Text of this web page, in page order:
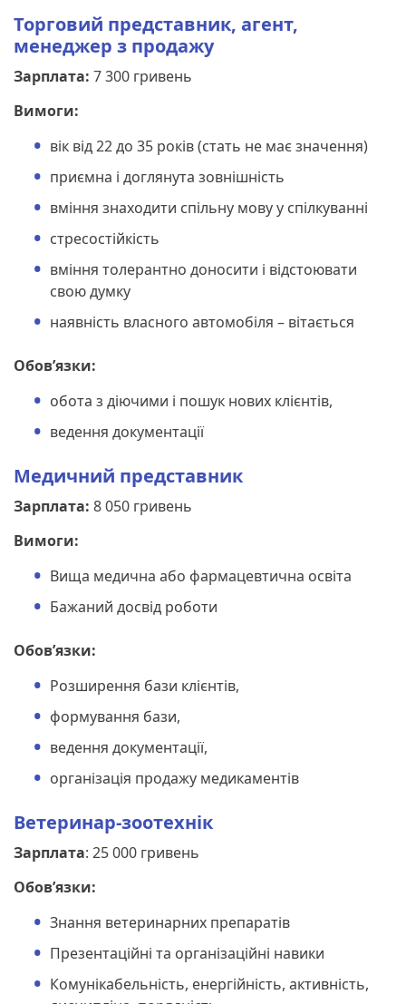
Торговий представник, агент,
менеджер з продажу
Зарплата: 7 300 гривень
Вимоги:
вік від 22 до 35 років (стать не має значення)
приємна і доглянута зовнішність
вміння знаходити спільну мову у спілкуванні
стресостійкість
вміння толерантно доносити і відстоювати
свою думку
наявність власного автомобіля – вітається
Обов’язки:
обота з діючими і пошук нових клієнтів,
ведення документації
Медичний представник
Зарплата: 8 050 гривень
Вимоги:
Вища медична або фармацевтична освіта
Бажаний досвід роботи
Обов’язки:
Розширення бази клієнтів,
формування бази,
ведення документації,
організація продажу медикаментів
Ветеринар-зоотехнік
Зарплата: 25 000 гривень
Обов’язки:
Знання ветеринарних препаратів
Презентаційні та організаційні навики
Комунікабельність, енергійність, активність,